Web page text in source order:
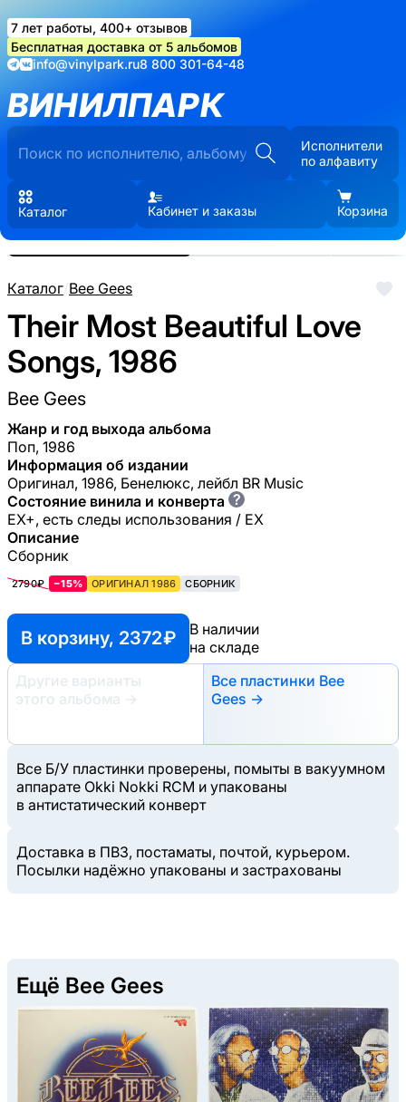
7 лет работы, 400+ отзывов
Бесплатная доставка от 5 альбомов
info@vinylpark.ru8 800 301-64-48
ВИНИЛПАРК
Исполнители
по алфавиту
Каталог Кабинет и заказы Корзина
Каталог/Bee Gees
Their Most Beautiful Love
Songs, 1986
Bee Gees
Жанр и год выхода альбома
Поп, 1986
Информация об издании
Оригинал, 1986, Бенелюкс, лейбл BR Music
Состояние винила и конверта ?
EX+, есть следы использования / EX
Описание
Сборник
2790₽ −15% ОРИГИНАЛ 1986 СБОРНИК
В корзину, 2372 ₽
В наличии
на складе
Другие варианты
этого альбома
→
Все пластинки Bee
Gees →
Все Б/У пластинки проверены, помыты в вакуумном
аппарате Okki Nokki RCM и упакованы
в антистатический конверт
Доставка в ПВЗ, постаматы, почтой, курьером.
Посылки надёжно упакованы и застрахованы
Реальные фото пластинки.
Нажмите, чтобы увеличить
Ещё Bee Gees